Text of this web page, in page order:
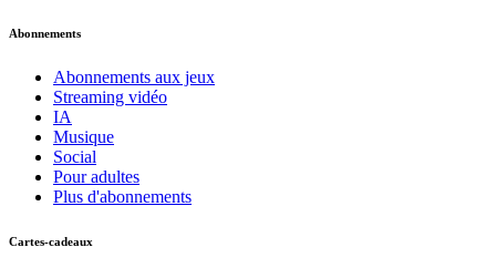
Abonnements
Abonnements aux jeux
Streaming vidéo
IA
Musique
Social
Pour adultes
Plus d'abonnements
Cartes-cadeaux